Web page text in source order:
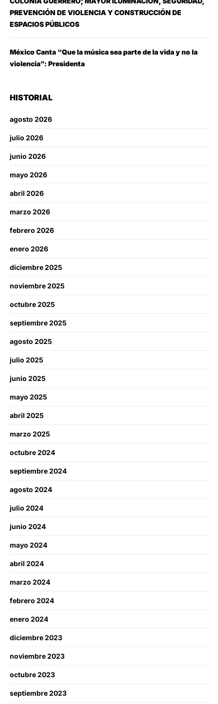
PREVENCIÓN DE VIOLENCIA Y CONSTRUCCIÓN DE
ESPACIOS PÚBLICOS
México Canta “Que la música sea parte de la vida y no la
violencia”: Presidenta
HISTORIAL
agosto 2026
julio 2026
junio 2026
mayo 2026
abril 2026
marzo 2026
febrero 2026
enero 2026
diciembre 2025
noviembre 2025
octubre 2025
septiembre 2025
agosto 2025
julio 2025
junio 2025
mayo 2025
abril 2025
marzo 2025
octubre 2024
septiembre 2024
agosto 2024
julio 2024
junio 2024
mayo 2024
abril 2024
marzo 2024
febrero 2024
enero 2024
diciembre 2023
noviembre 2023
octubre 2023
septiembre 2023